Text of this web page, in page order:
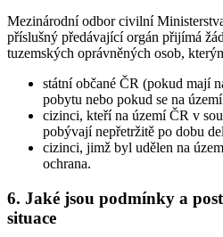
Mezinárodní odbor civilní
příslušný předávající orgán přijímá
tuzemských oprávněných osob,
státní občané ČR (pokud mají
pobytu nebo pokud se na
cizinci, kteří na území ČR v
pobývají nepřetržitě po dobu
cizinci, jimž byl udělen na
ochrana.
6. Jaké jsou podmínky a
situace